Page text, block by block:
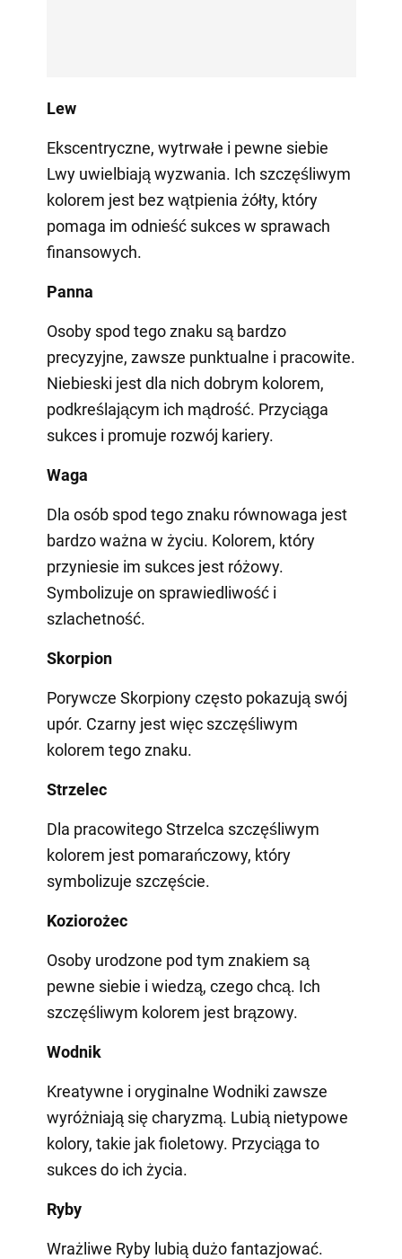
Lew
Ekscentryczne, wytrwałe i pewne siebie
Lwy uwielbiają wyzwania. Ich szczęśliwym
kolorem jest bez wątpienia żółty, który
pomaga im odnieść sukces w sprawach
finansowych.
Panna
Osoby spod tego znaku są bardzo
precyzyjne, zawsze punktualne i pracowite.
Niebieski jest dla nich dobrym kolorem,
podkreślającym ich mądrość. Przyciąga
sukces i promuje rozwój kariery.
Waga
Dla osób spod tego znaku równowaga jest
bardzo ważna w życiu. Kolorem, który
przyniesie im sukces jest różowy.
Symbolizuje on sprawiedliwość i
szlachetność.
Skorpion
Porywcze Skorpiony często pokazują swój
upór. Czarny jest więc szczęśliwym
kolorem tego znaku.
Strzelec
Dla pracowitego Strzelca szczęśliwym
kolorem jest pomarańczowy, który
symbolizuje szczęście.
Koziorożec
Osoby urodzone pod tym znakiem są
pewne siebie i wiedzą, czego chcą. Ich
szczęśliwym kolorem jest brązowy.
Wodnik
Kreatywne i oryginalne Wodniki zawsze
wyróżniają się charyzmą. Lubią nietypowe
kolory, takie jak fioletowy. Przyciąga to
sukces do ich życia.
Ryby
Wrażliwe Ryby lubią dużo fantazjować.